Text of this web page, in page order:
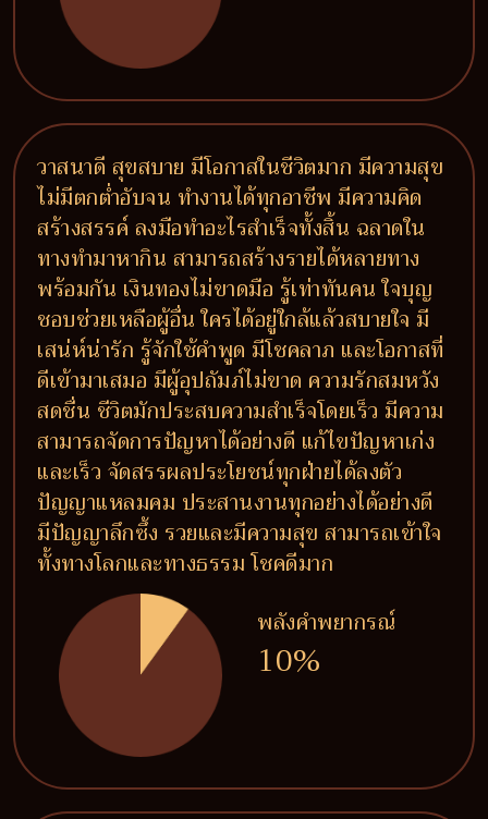
วาสนาดี สุขสบาย มีโอกาสในชีวิตมาก มีความสุข
ไม่มีตกต่ำอับจน ทำงานได้ทุกอาชีพ มีความคิด
สร้างสรรค์ ลงมือทำอะไรสำเร็จทั้งสิ้น ฉลาดใน
ทางทำมาหากิน สามารถสร้างรายได้หลายทาง
พร้อมกัน เงินทองไม่ขาดมือ รู้เท่าทันคน ใจบุญ
ชอบช่วยเหลือผู้อื่น ใครได้อยู่ใกล้แล้วสบายใจ มี
เสน่ห์น่ารัก รู้จักใช้คำพูด มีโชคลาภ และโอกาสที่
ดีเข้ามาเสมอ มีผู้อุปถัมภ์ไม่ขาด ความรักสมหวัง
สดชื่น ชีวิตมักประสบความสำเร็จโดยเร็ว มีความ
สามารถจัดการปัญหาได้อย่างดี แก้ไขปัญหาเก่ง
และเร็ว จัดสรรผลประโยชน์ทุกฝ่ายได้ลงตัว
ปัญญาแหลมคม ประสานงานทุกอย่างได้อย่างดี
มีปัญญาลึกซึ้ง รวยและมีความสุข สามารถเข้าใจ
ทั้งทางโลกและทางธรรม โชคดีมาก
พลังคำพยากรณ์
10%